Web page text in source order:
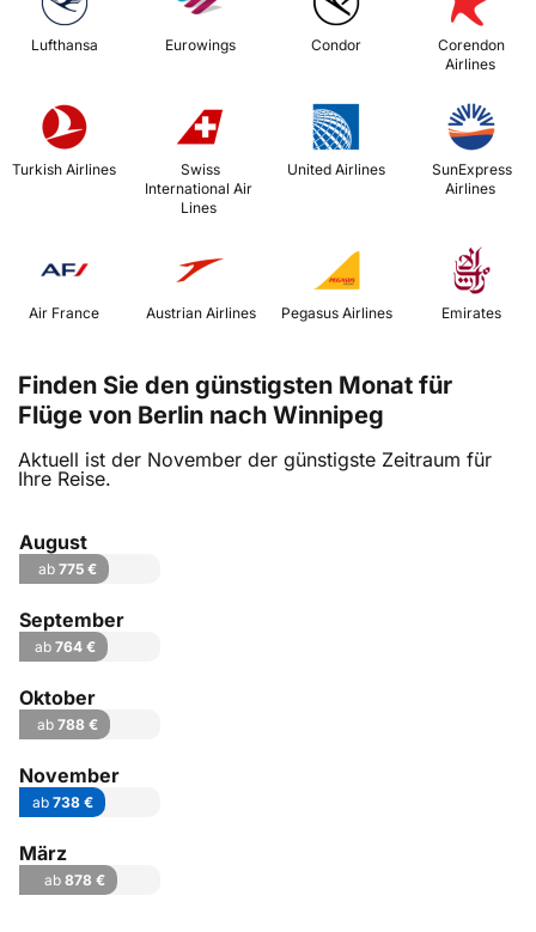
Lufthansa Eurowings Condor
Corendon
Airlines
Turkish Airlines
International Air
Lines
United Airlines
Airlines
Air France Austrian Airlines Emirates
Finden Sie den günstigsten Monat für
Flüge von Berlin nach Winnipeg
Aktuell ist der November der günstigste Zeitraum für
Ihre Reise.
August
ab 775 €
September
ab764 €
Oktober
ab 788 €
November
ab738 €
März
ab 878 €